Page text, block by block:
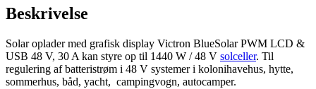
Beskrivelse
Solar oplader med grafisk display Victron BlueSolar PWM LCD &
USB 48 V, 30 A kan styre op til 1440 W / 48 V solceller. Til
regulering af batteristrøm i 48 V systemer i kolonihavehus, hytte,
sommerhus, båd, yacht, campingvogn, autocamper.